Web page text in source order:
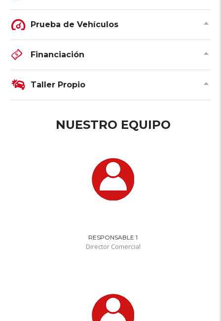
Prueba de Vehículos
Financiación
Taller Propio
NUESTRO EQUIPO
RESPONSABLE 1
Director Comercial